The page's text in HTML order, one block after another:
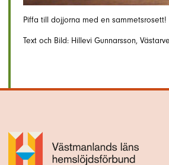
Piffa till dojjorna med en sammetsrosett!
Text och Bild: Hillevi Gunnarsson,